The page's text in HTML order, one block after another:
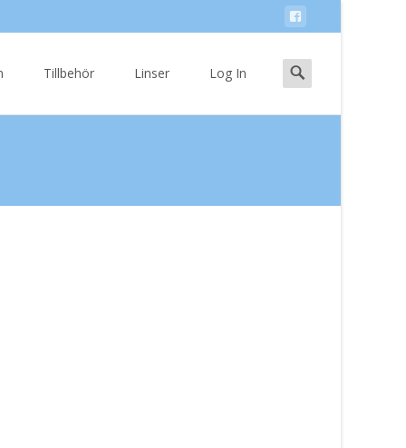
Tillbehör Linser Log In
Search
for: